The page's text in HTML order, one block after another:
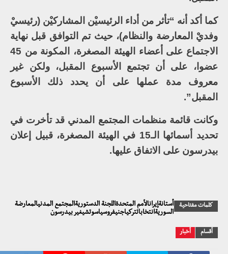
كما أكد أنه “تأثر من أداء الرئيسيْن المشاركيْن (رئيسيْ
وفديْ المعارضة والنظام)، حيث تم التوافق قبل نهاية
الاجتماع على أعضاء الهيئة المصغرة، المكونة من 45
عضوا، على أن تجتمع الأسبوع المقبل، ولكن غير
معروف مدة عملها على أن يحدد ذلك الأسبوع
المقبل”.
وكانت قائمة منظمات المجتمع المدني قد تأخرت في
تحديد أسمائها الـ15 في الهيئة المصغرة، قبيل إعلان
بيدرسون على الاتفاق عليها.
كلمات مفتاحية
أستانةإيرانالأمم المتحدةاللجنة الدستوريةالمجتمع المدنيالمعارضة
السوريةانتخاباتتركياجنيفروسياسوتشيغير بيدرسون
أقسام أخبار